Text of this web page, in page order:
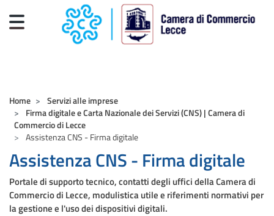
Salta al contenuto principale
Home
Servizi alle imprese
Firma digitale e Carta Nazionale dei Servizi (CNS) | Camera di
Commercio di Lecce
Assistenza CNS - Firma digitale
Assistenza CNS - Firma digitale
Portale di supporto tecnico, contatti degli uffici della Camera di
Commercio di Lecce, modulistica utile e riferimenti normativi per
la gestione e l'uso dei dispositivi digitali.